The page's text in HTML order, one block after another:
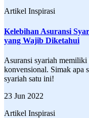
Artikel Inspirasi
Kelebihan Asuransi
yang Wajib Diketahui
Asuransi syariah memiliki
konvensional. Simak apa
syariah satu ini!
23 Jun 2022
Artikel Inspirasi